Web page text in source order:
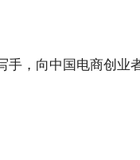
手，向中国电商创业